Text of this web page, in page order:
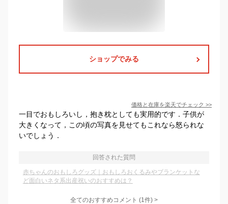
ショップでみる
価格と在庫を楽天でチェック >>
一目でおもしろいし，抱き枕としても実用的です．子供が
大きくなって，この頃の写真を見せてもこれなら怒られな
いでしょう．
回答された質問
赤ちゃんのおもしろグッズ｜おもしろおくるみやブランケットな
ど面白いネタ系出産祝いのおすすめは？
全てのおすすめコメント (1件) >